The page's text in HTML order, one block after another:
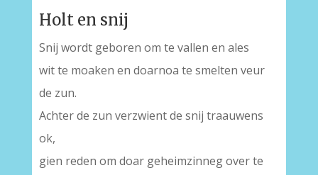
Holt en snij
Snij wordt geboren om te vallen en ales
wit te moaken en doarnoa te smelten veur
de zun.
Achter de zun verzwient de snij traauwens
ok,
gien reden om doar geheimzinneg over te